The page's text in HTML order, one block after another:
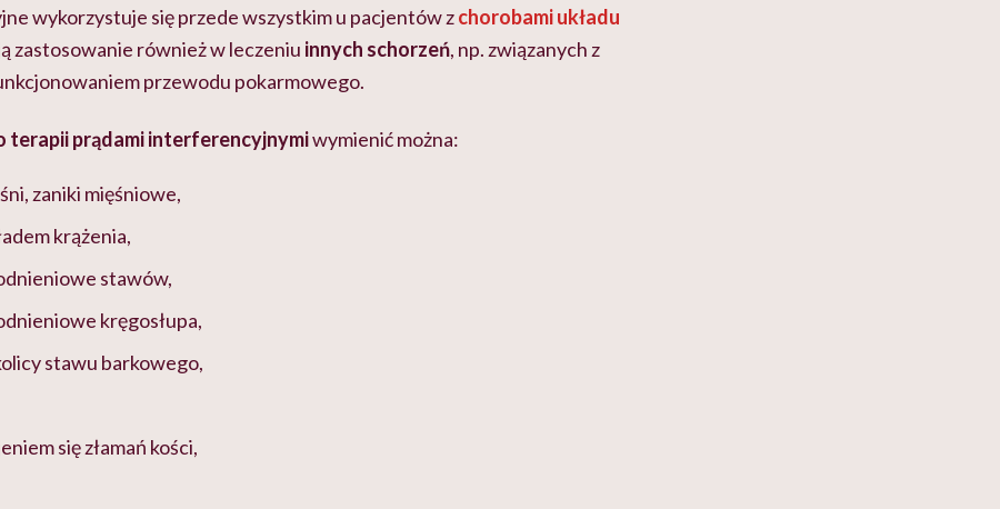
wykorzystuje się przede wszystkim u pacjentów zchorobami układu
zastosowanie również w leczeniu innych schorzeń, np. związanych z
przewodu pokarmowego.
terapii prądami interferencyjnymiwymienić można:
zaniki mięśniowe,
krążenia,
stawów,
kręgosłupa,
stawu barkowego,
się złamań kości,